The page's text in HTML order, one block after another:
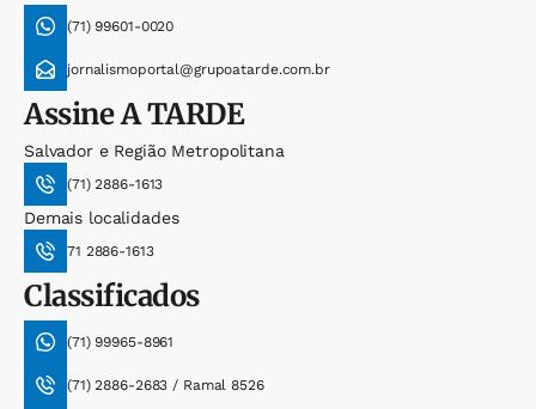
(71) 99601-0020
jornalismoportal@grupoatarde.com.br
AssineA TARDE
Salvador e Região Metropolitana
(71) 2886-1613
Demais localidades
71 2886-1613
Classificados
(71) 99965-8961
(71) 2886-2683 / Ramal 8526